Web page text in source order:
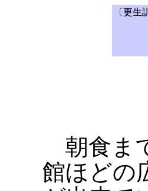
〔更生
朝食ま
館ほどの